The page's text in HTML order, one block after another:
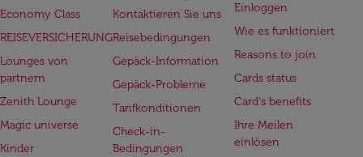
Economy Class
REISEVERSICHERUNG
Lounges von
partnern
Zenith Lounge
Magic universe
Kinder
Kontaktieren Sie uns
Reisebedingungen
Gepäck-Information
Gepäck-Probleme
Tarifkonditionen
Check-in-
Bedingungen
Einloggen
Wie es funktioniert
Reasons to join
Cards status
Card's benefits
Ihre Meilen
einlösen